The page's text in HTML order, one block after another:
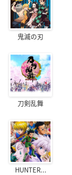
鬼滅の刃
刀剣乱舞
HUNTER...